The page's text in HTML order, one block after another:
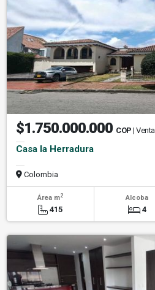
$1.750.000.000 COP | Venta
Casa la Herradura
Colombia
Área m2
415
Alcoba
4